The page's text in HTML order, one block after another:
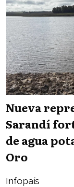
Nueva
Sarandí
de agua
Oro
Infopaís